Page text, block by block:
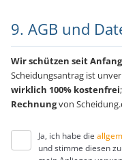
9. AGB und
Wir schützen seit
Scheidungsantrag ist
wirklich 100% kostenfrei
Rechnungvon
Ja, ich habe die
und stimme diesen